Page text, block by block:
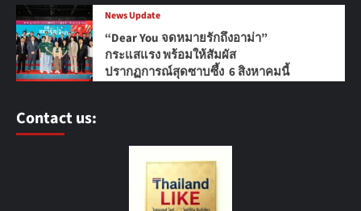
News Update
“Dear You จดหมายรักถึงอาม่า”
กระแสแรง พร้อมให้สัมผัส
ปรากฏการณ์สุดซาบซึ้ง 6 สิงหาคมนี้
Contact us: